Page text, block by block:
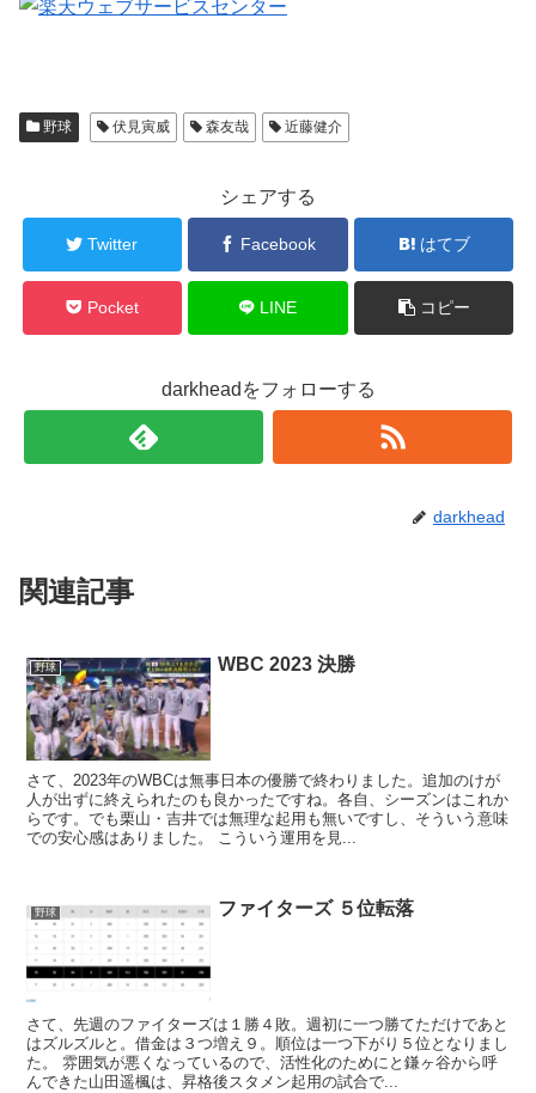
野球 伏見寅威 森友哉 近藤健介
シェアする
Twitter Facebook はてブ
Pocket LINE コピー
darkheadをフォローする
darkhead
関連記事
野球 WBC 2023 決勝
さて、2023年のWBCは無事日本の優勝で終わりました。追加のけが
人が出ずに終えられたのも良かったですね。各自、シーズンはこれか
らです。でも栗山・吉井では無理な起用も無いですし、そういう意味
での安心感はありました。 こういう運用を見...
野球 ファイターズ ５位転落
さて、先週のファイターズは１勝４敗。週初に一つ勝てただけであと
はズルズルと。借金は３つ増え９。順位は一つ下がり５位となりまし
た。 雰囲気が悪くなっているので、活性化のためにと鎌ヶ谷から呼
んできた山田遥楓は、昇格後スタメン起用の試合で...